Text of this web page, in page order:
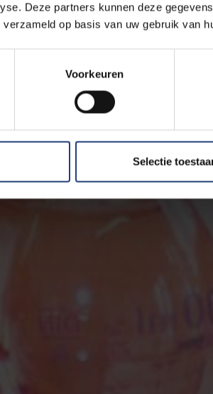
Deze partners kunnen deze
op basis van uw gebruik van
Voorkeuren
Selectie